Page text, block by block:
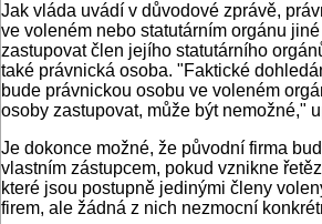
Jak vláda uvádí v důvodové zprávě,
ve voleném nebo statutárním orgánu
zastupovat člen jejího statutárního
také právnická osoba. "Faktické
bude právnickou osobu ve voleném
osoby zastupovat, může být nemožné,"
Je dokonce možné, že původní firma
vlastním zástupcem, pokud vznikne
které jsou postupně jedinými členy
firem, ale žádná z nich nezmocní